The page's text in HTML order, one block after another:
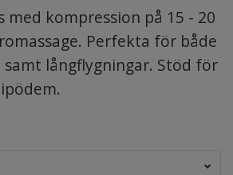
med kompression på 15 - 20
Perfekta för både
långflygningar. Stöd för